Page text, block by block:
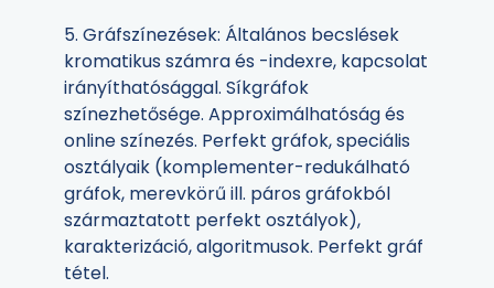
5. Gráfszínezések: Általános becslések
kromatikus számra és -indexre, kapcsolat
irányíthatósággal. Síkgráfok
színezhetősége. Approximálhatóság és
online színezés. Perfekt gráfok, speciális
osztályaik (komplementer-redukálható
gráfok, merevkörű ill. páros gráfokból
származtatott perfekt osztályok),
karakterizáció, algoritmusok. Perfekt gráf
tétel.